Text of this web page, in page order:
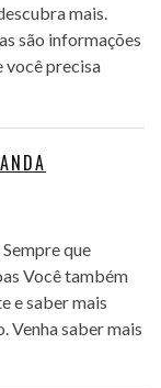
mais.
são informações
você precisa
que
Você também
e saber mais
Venha saber mais